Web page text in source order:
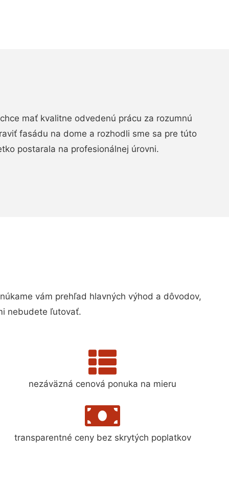
mať kvalitne odvedenú prácu za rozumnú
fasádu na dome a rozhodli sme sa pre túto
postarala na profesionálnej úrovni.
vám prehľad hlavných výhod a dôvodov,
nebudete ľutovať.
nezáväzná cenová ponuka na mieru
transparentné ceny bez skrytých poplatkov